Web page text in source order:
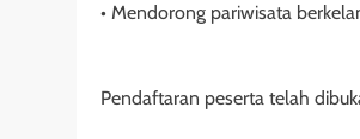
• Mendorong pariwisata
Pendaftaran peserta telah